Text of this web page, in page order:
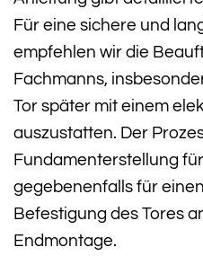
Für eine sichere und
empfehlen wir die
Fachmanns,
Tor später mit einem
auszustatten. Der
Fundamenterstellung
gegebenenfalls für
Befestigung des Tores
Endmontage.